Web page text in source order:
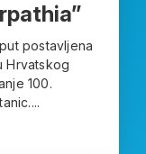
postavljena
Hrvatskog
100.